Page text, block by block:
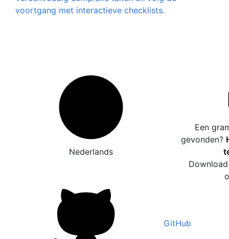
voortgang met interactieve checklists.
Nederlands
Een
gevonden?
GitHub